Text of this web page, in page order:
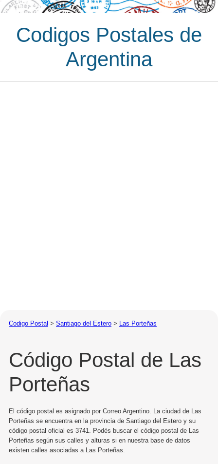
Codigos Postales de
Argentina
Codigo Postal > Santiago del Estero > Las Porteñas
Código Postal de Las
Porteñas
El código postal es asignado por Correo Argentino. La ciudad de Las
Porteñas se encuentra en la provincia de Santiago del Estero y su
código postal oficial es 3741. Podés buscar el código postal de Las
Porteñas según sus calles y alturas si en nuestra base de datos
existen calles asociadas a Las Porteñas.